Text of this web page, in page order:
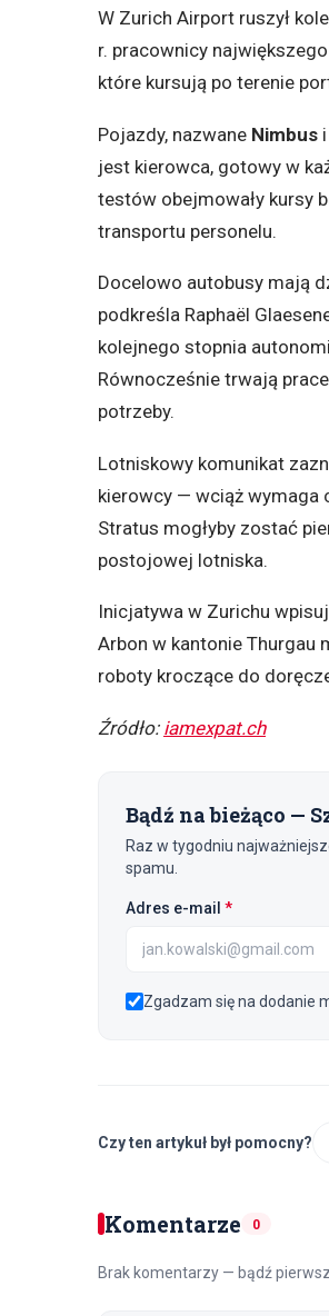
W Zurich Airport ruszył
r. pracownicy
które kursują po terenie
Pojazdy, nazwane Nimbus i
jest kierowca, gotowy w
testów obejmowały kursy
transportu personelu.
Docelowo autobusy mają
podkreśla Raphaël
kolejnego stopnia
Równocześnie trwają
potrzeby.
Lotniskowy komunikat
kierowcy — wciąż wymaga
Stratus mogłyby zostać
postojowej lotniska.
Inicjatywa w Zurichu
Arbon w kantonie Thurgau
roboty kroczące do
Źródło: iamexpat.ch
Bądź na bieżąco —
Raz w tygodniu
spamu.
Adres e-mail *(wymagane)
Zgadzam się na dodanie
Czy ten artykuł był pomocny?
Komentarze 0
Brak komentarzy — bądź